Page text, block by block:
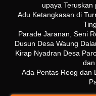
upaya
Adu Ketangkasan di
Parade Jaranan, Seni
Dusun Desa Waung
Kirap Nyadran Desa
Ada Pentas Reog dan